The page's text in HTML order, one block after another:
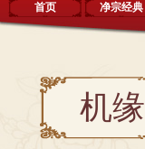
首页 净宗经典
机